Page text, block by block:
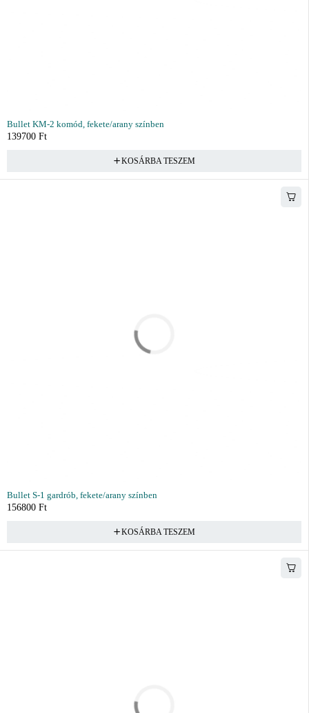
Bullet KM-2 komód, fekete/arany színben
139700 Ft
KOSÁRBA TESZEM
Bullet S-1 gardrób, fekete/arany színben
156800 Ft
KOSÁRBA TESZEM